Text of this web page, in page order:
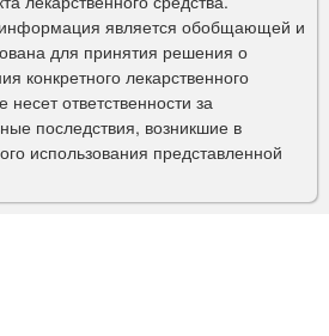
является обобщающей и
для принятия решения о
конкретного лекарственного
ответственности за
последствия, возникшие в
использования представленной